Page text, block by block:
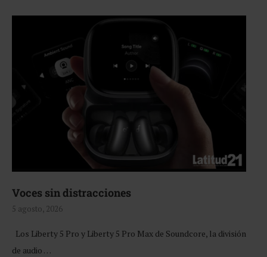
Voces sin distracciones
5 agosto, 2026
Los Liberty 5 Pro y Liberty 5 Pro Max de Soundcore, la división
de audio …